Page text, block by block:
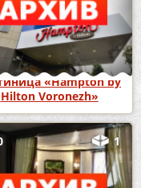
«Hampton by
Hilton Voronezh»
1